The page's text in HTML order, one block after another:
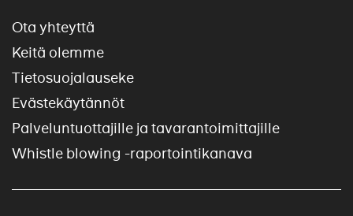
Ota yhteyttä
Keitä olemme
Tietosuojalauseke
Evästekäytännöt
Palveluntuottajille ja tavarantoimittajille
Whistle blowing -raportointikanava